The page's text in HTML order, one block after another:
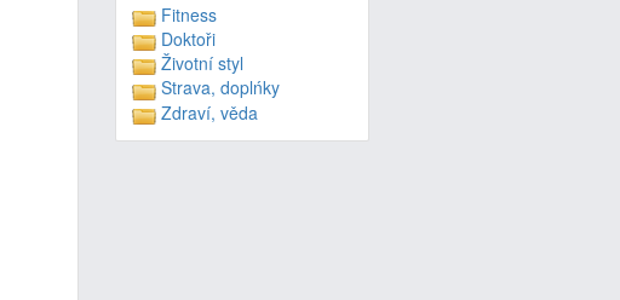
Fitness
Doktoři
Životní styl
Strava, doplńky
Zdraví, věda